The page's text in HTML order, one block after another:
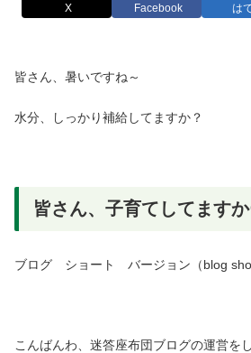
X Facebook は
皆さん、暑いですね～
水分、しっかり補給してますか？
皆さん、子育てしてますか
ブログ ショート バージョン（blog
こんばんわ、迷答座布団ブログの運営を